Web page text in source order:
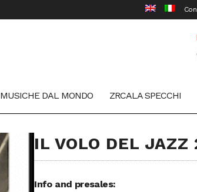
MUSICHE DAL MONDO ZRCALA SPECCHI
IL VOLO DEL JAZZ
Info and presales: